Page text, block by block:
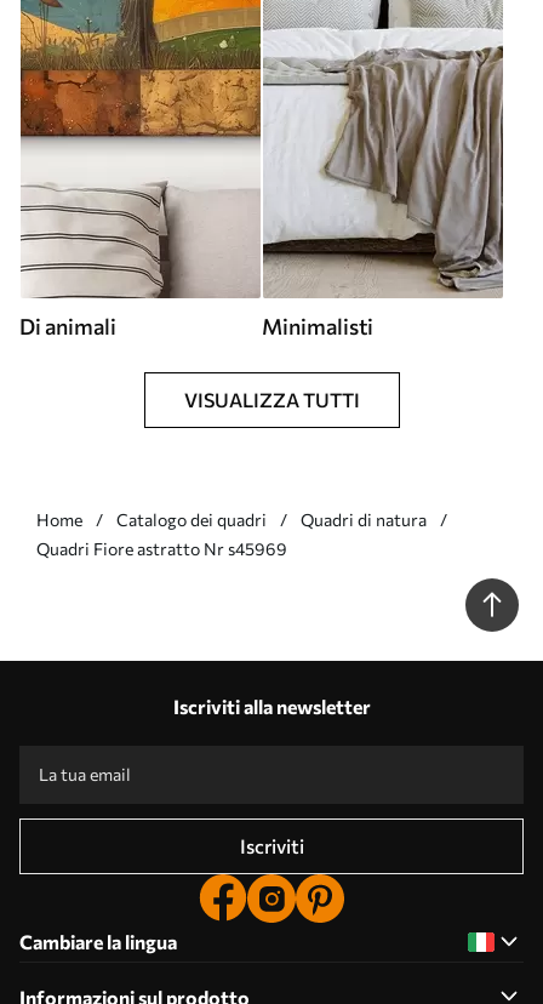
Di animali Minimalisti
VISUALIZZA TUTTI
Home Catalogo dei quadri
Quadri di natura
Quadri Fiore astratto Nr s45969
Iscriviti alla newsletter
Iscriviti
Cambiare la lingua
Informazioni sul prodotto